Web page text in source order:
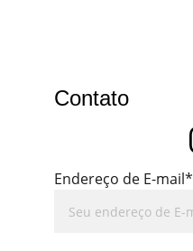
Contato
Endereço de E-mail*